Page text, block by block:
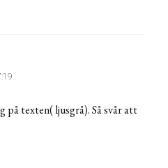
på texten( ljusgrå). Så svår att